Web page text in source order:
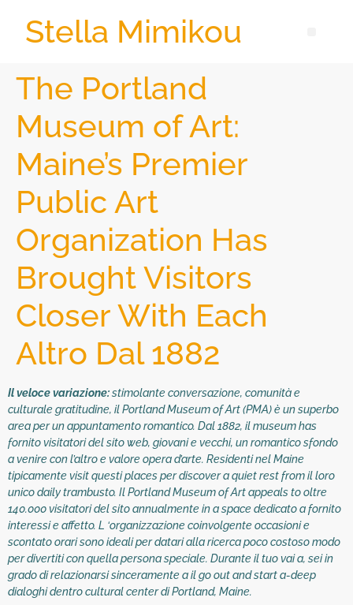
Stella Mimikou
The Portland
Museum of Art:
Maine’s Premier
Public Art
Organization Has
Brought Visitors
Closer With Each
Altro Dal 1882
Il veloce variazione:stimolante conversazione, comunità e
culturale gratitudine, il Portland Museum of Art (PMA) è un superbo
area per un appuntamento romantico. Dal 1882, il museum has
fornito visitatori del sito web, giovani e vecchi, un romantico sfondo
a venire con l’altro e valore opera d’arte. Residenti nel Maine
tipicamente visit questi places per discover a quiet rest from il loro
unico daily trambusto. Il Portland Museum of Art appeals to oltre
140.000 visitatori del sito annualmente in a space dedicato a fornito
interessi e affetto. L ‘organizzazione coinvolgente occasioni e
scontato orari sono ideali per datari alla ricerca poco costoso modo
per divertiti con quella persona speciale. Durante il tuo vai a, sei in
grado di relazionarsi sinceramente a il go out and start a-deep
dialoghi dentro cultural center di Portland, Maine.